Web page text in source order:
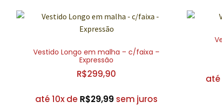
Vestido Longo em malha – c/faixa –
Expressão
R$299,90
até 10x de R$29,99 sem juros
até